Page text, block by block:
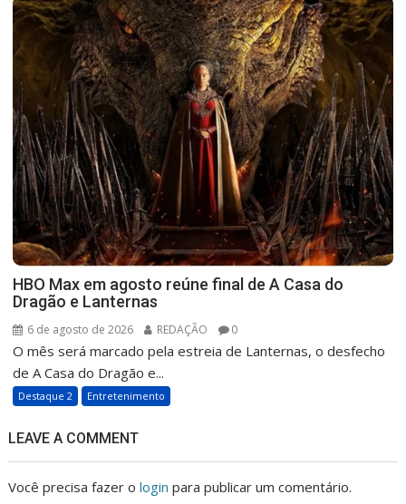
HBO Max em agosto reúne final de A Casa do
Dragão e Lanternas
6 de agosto de 2026 REDAÇÃO 0
O mês será marcado pela estreia de Lanternas, o desfecho
de A Casa do Dragão e...
Destaque 2 Entretenimento
LEAVE A COMMENT
Você precisa fazer ologin para publicar um comentário.